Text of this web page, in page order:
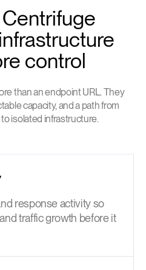
control
than an endpoint URL. They
capacity, and a path from
isolated infrastructure.
response activity so
traffic growth before it